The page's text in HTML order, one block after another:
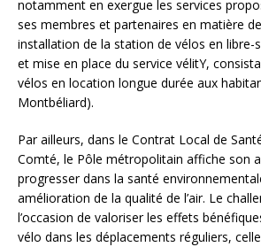
notamment en exergue les services
ses membres et partenaires en matière
installation de la station de vélos en libre-
et mise en place du service vélitY,
vélos en location longue durée aux
Montbéliard).
Par ailleurs, dans le Contrat Local de
Comté, le Pôle métropolitain affiche son
progresser dans la santé
amélioration de la qualité de l’air. Le
l’occasion de valoriser les effets
vélo dans les déplacements réguliers,